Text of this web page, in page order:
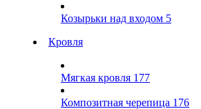
Козырьки над входом 5
Кровля
Мягкая кровля 177
Композитная черепица 176